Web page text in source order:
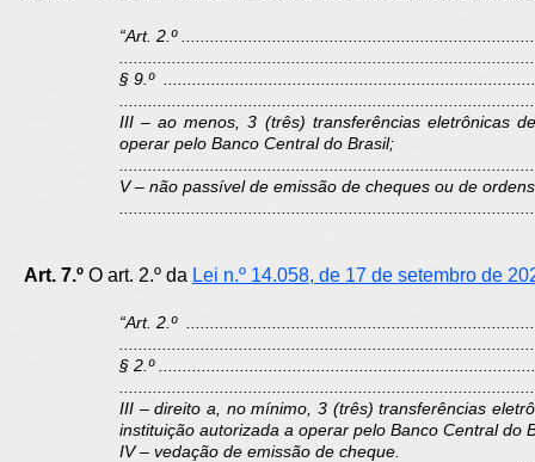
“Art. 2.º
§ 9.º
III – ao menos, 3 (três) transferências eletrônicas
operar pelo Banco Central do Brasil;
V – não passível de emissão de cheques ou de
Art. 7.º O art. 2.º da Lei n.º 14.058, de 17 de setembro de
“Art. 2.º
§ 2.º
III – direito a, no mínimo, 3 (três) transferências
instituição autorizada a operar pelo Banco Central do
IV – vedação de emissão de cheque.